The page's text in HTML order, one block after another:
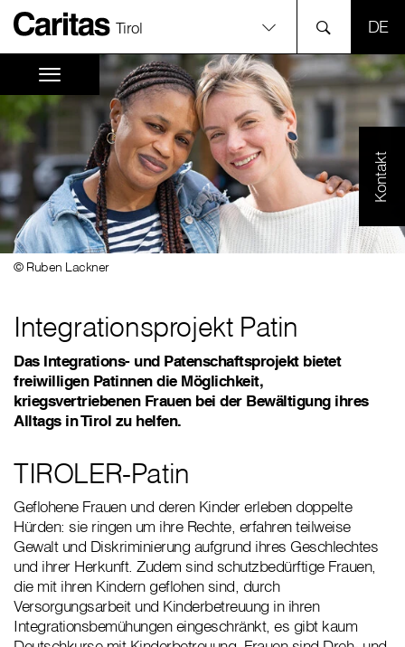
Tirol
Kontakt
© Ruben Lackner
Integrationsprojekt Patin
Das Integrations- und Patenschaftsprojekt bietet
freiwilligen Patinnen die Möglichkeit,
kriegsvertriebenen Frauen bei der Bewältigung ihres
Alltags in Tirol zu helfen.
TIROLER-Patin
Geflohene Frauen und deren Kinder erleben doppelte
Hürden: sie ringen um ihre Rechte, erfahren teilweise
Gewalt und Diskriminierung aufgrund ihres Geschlechtes
und ihrer Herkunft. Zudem sind schutzbedürftige Frauen,
die mit ihren Kindern geflohen sind, durch
Versorgungsarbeit und Kinderbetreuung in ihren
Integrationsbemühungen eingeschränkt, es gibt kaum